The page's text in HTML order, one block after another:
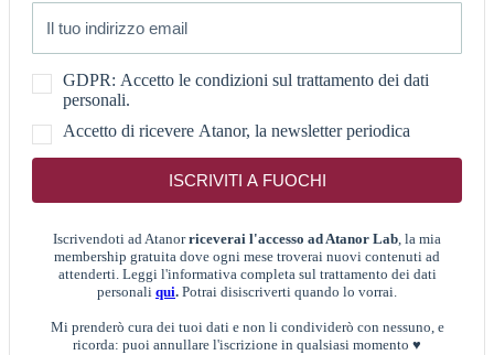
GDPR: Accetto le condizioni sul trattamento dei dati
personali.
Accetto di ricevere Atanor, la newsletter periodica
ISCRIVITI A FUOCHI
Iscrivendoti ad Atanorriceverai l'accesso ad Atanor Lab, la mia
membership gratuita dove ogni mese troverai nuovi contenuti ad
attenderti. Leggi l'informativa completa sul trattamento dei dati
personali qui. Potrai disiscriverti quando lo vorrai.
Mi prenderò cura dei tuoi dati e non li condividerò con nessuno, e
ricorda: puoi annullare l'iscrizione in qualsiasi momento ♥